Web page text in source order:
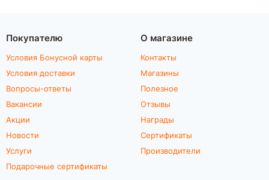
Покупателю
Условия Бонусной карты
Условия доставки
Вопросы-ответы
Вакансии
Акции
Новости
Услуги
Подарочные сертификаты
О магазине
Контакты
Магазины
Полезное
Отзывы
Награды
Сертификаты
Производители